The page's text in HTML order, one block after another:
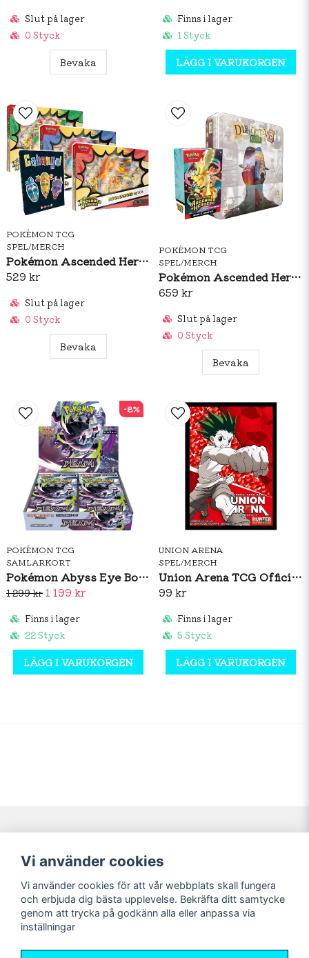
Slut på lager
0 Styck
Bevaka
Finns i lager
1 Styck
LÄGG I VARUKORGEN
POKÉMON TCG
SPEL/MERCH
Pokémon Ascended Heroes Mega Ex Box + Cabanga
529 kr
Slut på lager
0 Styck
Bevaka
POKÉMON TCG
SPEL/MERCH
Pokémon Ascended Heroes Booster Bundle + Detective Club
659 kr
Slut på lager
0 Styck
Bevaka
POKÉMON TCG
SAMLARKORT
Pokémon Abyss Eye Booster Box (JP)
1 299 kr 1 199 kr
Finns i lager
22 Styck
LÄGG I VARUKORGEN
-8%
UNION ARENA
SPEL/MERCH
Union Arena TCG Official Card Sleeves: Hunter X Hunter
99 kr
Finns i lager
5 Styck
LÄGG I VARUKORGEN
Navigering
Nyheter!
Förbeställning
Mitt konto
Logga in
Registrera dig
Glömt lösenord?
Sociala medier
Vi använder cookies
Vi använder cookies för att vår webbplats skall fungera
och erbjuda dig bästa upplevelse. Bekräfta ditt samtycke
genom att trycka på godkänn alla eller anpassa via
inställningar